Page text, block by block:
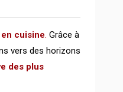
cuisine Grâce à
vers des horizons
des plus